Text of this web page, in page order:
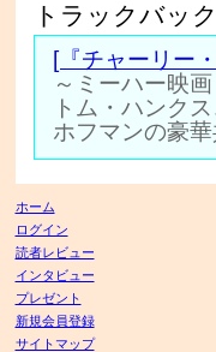
トラックバッ
[『チャーリー
～ミーハー映
トム・ハンク
ホフマンの豪
ホーム
ログイン
読者レビュー
インタビュー
プレゼント
新規会員登録
サイトマップ